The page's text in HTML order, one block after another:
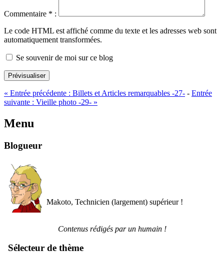
Commentaire * :
Le code HTML est affiché comme du texte et les adresses web sont
automatiquement transformées.
Se souvenir de moi sur ce blog
Prévisualiser
« Entrée précédente : Billets et Articles remarquables -27- - Entrée
suivante : Vieille photo -29- »
Menu
Blogueur
Makoto, Technicien (largement) supérieur !
Contenus rédigés par un humain !
Sélecteur de thème